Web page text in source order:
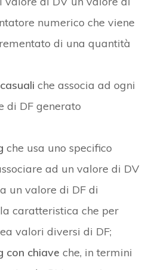
numerico che viene
di una quantità
che associa ad ogni
di DF generato
che usa uno specifico
ad un valore di DV
un valore di DF di
caratteristica che per
valori diversi di DF;
con chiave che, in termini